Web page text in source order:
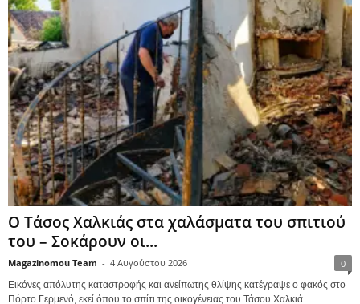
Ο Τάσος Χαλκιάς στα χαλάσματα του σπιτιού
του – Σοκάρουν οι...
Magazinomou Team - 4 Αυγούστου 2026 0
Εικόνες απόλυτης καταστροφής και ανείπωτης θλίψης κατέγραψε ο φακός στο
Πόρτο Γερμενό, εκεί όπου το σπίτι της οικογένειας του Τάσου Χαλκιά